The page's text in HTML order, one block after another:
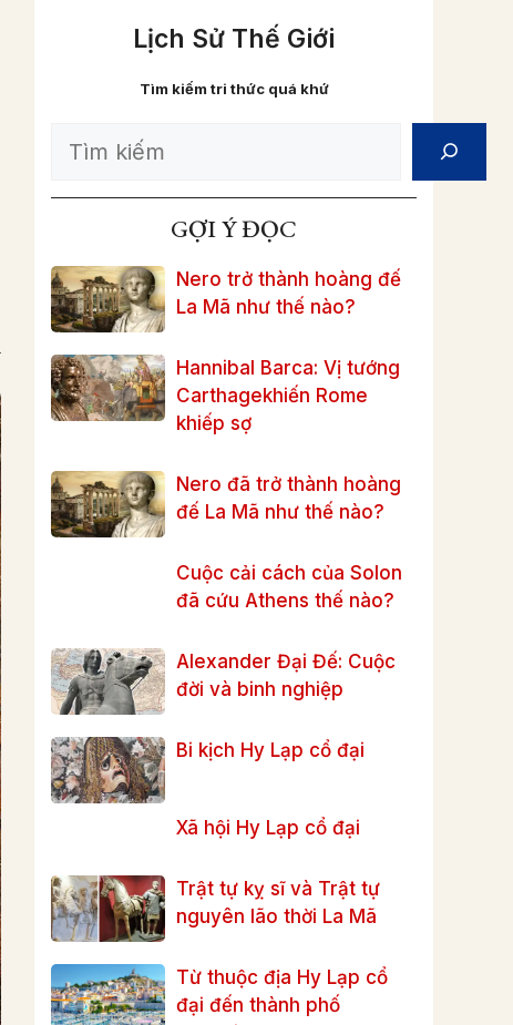
Lịch Sử Thế Giới
Tìm kiếm tri thức quá khứ
Search
GỢI Ý ĐỌC
Nero trở thành hoàng đế
La Mã như thế nào?
Hannibal Barca: Vị tướng
Carthagekhiến Rome
khiếp sợ
Nero đã trở thành hoàng
đế La Mã như thế nào?
Cuộc cải cách của Solon
đã cứu Athens thế nào?
Alexander Đại Đế: Cuộc
đời và binh nghiệp
Bi kịch Hy Lạp cổ đại
Xã hội Hy Lạp cổ đại
Trật tự kỵ sĩ và Trật tự
nguyên lão thời La Mã
Từ thuộc địa Hy Lạp cổ
đại đến thành phố